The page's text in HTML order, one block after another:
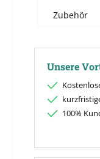
Zubehör
Unsere
100%